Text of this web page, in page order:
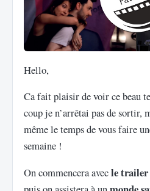
Hello,
Ca fait plaisir de voir ce beau
coup je n’arrêtai pas de sortir,
même le temps de vous faire
semaine !
On commencera avecle trailer